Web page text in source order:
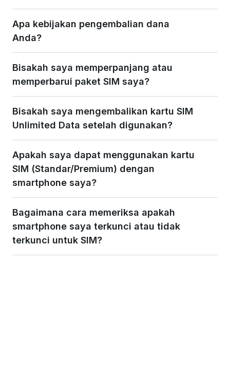
Apa kebijakan pengembalian dana
Anda?
Bisakah saya memperpanjang atau
memperbarui paket SIM saya?
Bisakah saya mengembalikan kartu SIM
Unlimited Data setelah digunakan?
Apakah saya dapat menggunakan kartu
SIM (Standar/Premium) dengan
smartphone saya?
Bagaimana cara memeriksa apakah
smartphone saya terkunci atau tidak
terkunci untuk SIM?